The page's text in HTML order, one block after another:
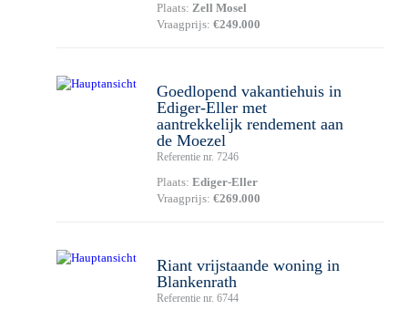
Plaats: Zell Mosel
Vraagprijs: €249.000
Goedlopend vakantiehuis in
Ediger-Eller met
aantrekkelijk rendement aan
de Moezel
Referentie nr. 7246
Plaats: Ediger-Eller
Vraagprijs: €269.000
Riant vrijstaande woning in
Blankenrath
Referentie nr. 6744